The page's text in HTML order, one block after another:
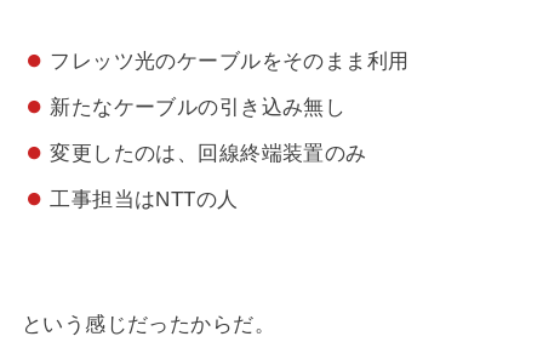
フレッツ光のケーブルをそのまま利用
新たなケーブルの引き込み無し
変更したのは、回線終端装置のみ
工事担当はNTTの人
という感じだったからだ。